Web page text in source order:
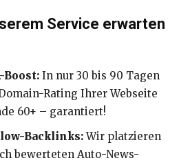
Service erwarten
Boost: In nur 30 bis 90 Tagen
Rating Ihrer Webseite
60+ – garantiert!
Backlinks:Wir platzieren
bewerteten Auto-News-